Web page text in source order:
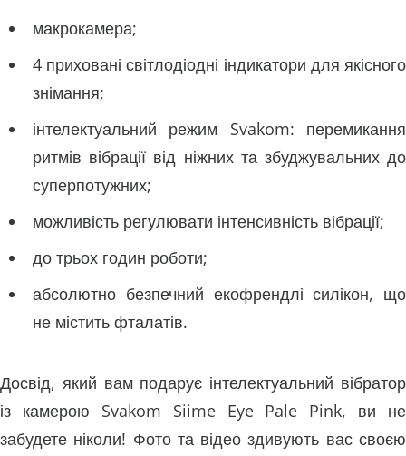
макрокамера;
4 приховані світлодіодні індикатори для якісного
знімання;
інтелектуальний режим Svakom: перемикання
ритмів вібрації від ніжних та збуджувальних до
суперпотужних;
можливість регулювати інтенсивність вібрації;
до трьох годин роботи;
абсолютно безпечний екофрендлі силікон, що
не містить фталатів.
Досвід, який вам подарує інтелектуальний вібратор
із камерою Svakom Siime Eye Pale Pink, ви не
забудете ніколи! Фото та відео здивують вас своєю